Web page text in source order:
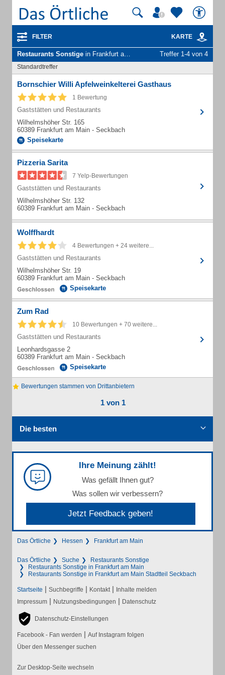
FILTER KARTE
Restaurants Sonstige in Frankfurt am Main Seckbach Treffer 1-4 von 4
Standardtreffer
Bornschier Willi Apfelweinkelterei Gasthaus
1 Bewertung
Gaststätten und Restaurants
Wilhelmshöher Str. 165
60389 Frankfurt am Main - Seckbach
Speisekarte
Pizzeria Sarita
7 Yelp-Bewertungen
Gaststätten und Restaurants
Wilhelmshöher Str. 132
60389 Frankfurt am Main - Seckbach
Wolffhardt
4 Bewertungen + 24 weitere...
Gaststätten und Restaurants
Wilhelmshöher Str. 19
60389 Frankfurt am Main - Seckbach
Speisekarte
Zum Rad
10 Bewertungen + 70 weitere...
Gaststätten und Restaurants
Leonhardsgasse 2
60389 Frankfurt am Main - Seckbach
Speisekarte
Bewertungen stammen von Drittanbietern
1 von 1
Die besten
Ihre Meinung zählt!
Was gefällt Ihnen gut?
Was sollen wir verbessern?
Jetzt Feedback geben!
Das Örtliche Hessen Frankfurt am Main
Das Örtliche Suche
Restaurants Sonstige
Restaurants Sonstige in Frankfurt am Main
Restaurants Sonstige in Frankfurt am Main Stadtteil Seckbach
Startseite | Suchbegriffe | Kontakt | Inhalte melden
Impressum | Nutzungsbedingungen | Datenschutz
Datenschutz-Einstellungen
Facebook - Fan werden | Auf Instagram folgen
Über den Messenger suchen
Zur Desktop-Seite wechseln